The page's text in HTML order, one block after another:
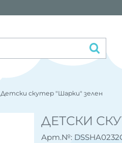
Детски скутер "Шарки" зелен
ДЕТСКИ
Арт.№: